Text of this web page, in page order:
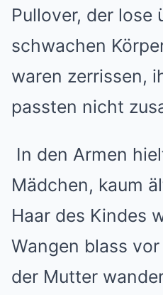
Pullover, der lose
schwachen
waren zerrissen,
passten nicht
In den Armen
Mädchen, kaum
Haar des Kindes
Wangen blass
der Mutter